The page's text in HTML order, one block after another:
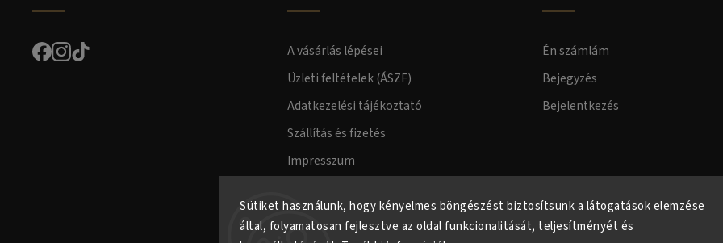
Sütiket használunk, hogy kényelmes böngészést biztosítsunk a látogatások elemzése
által, folyamatosan fejlesztve az oldal funkcionalitását, teljesítményét és
A vásárlás lépései
Üzleti feltételek (ÁSZF)
Adatkezelési tájékoztató
Szállítás és fizetés
Impresszum
Én számlám
Bejegyzés
Bejelentkezés